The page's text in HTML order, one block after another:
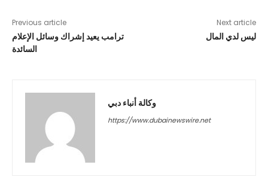
Previous article
ترامب يعيد إشراك وسائل الإعلام
السائدة
Next article
ليس لدي المال
وكالة أنباء دبي
https://www.dubainewswire.net